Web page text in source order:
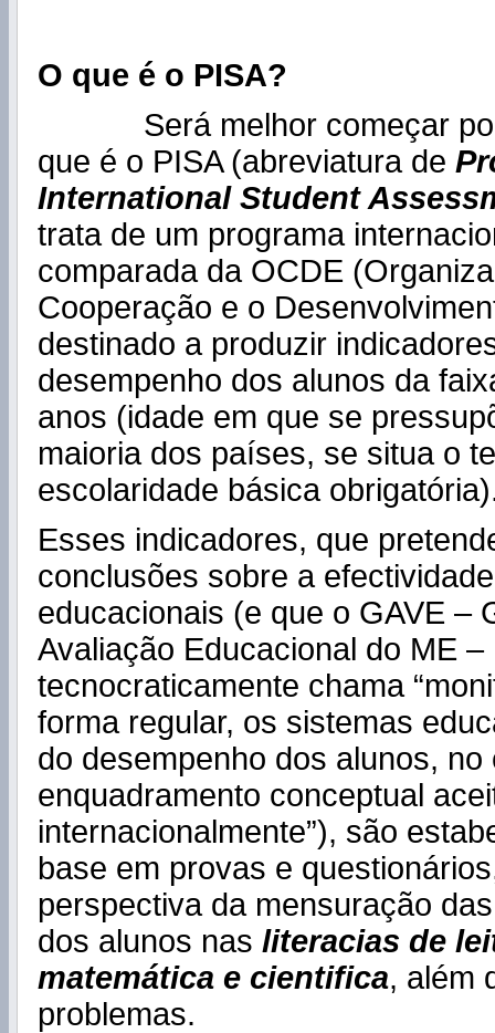
O que é o PISA?
Será melhor começar
que é o PISA (abreviatura de
International Student
trata de um programa
comparada da OCDE
Cooperação e o
destinado a produzir
desempenho dos alunos da
anos (idade em que se
maioria dos países, se situa o
escolaridade básica
Esses indicadores, que
conclusões sobre a
educacionais (e que o GAVE –
Avaliação Educacional do ME –
tecnocraticamente chama
forma regular, os sistemas
do desempenho dos alunos,
enquadramento conceptual
internacionalmente”), são
base em provas e
perspectiva da mensuração
dos alunos nas literacias de
matemática e cientifica, além
problemas.